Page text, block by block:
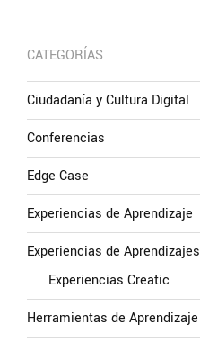
CATEGORÍAS
Ciudadanía y Cultura Digital
Conferencias
Edge Case
Experiencias de Aprendizaje
Experiencias de Aprendizajes
Experiencias Creatic
Herramientas de Aprendizaje